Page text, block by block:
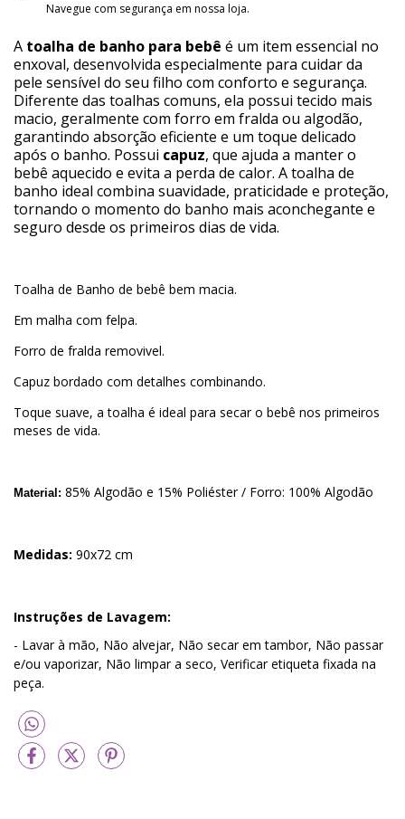
Navegue com segurança em nossa loja.
A toalha de banho para bebê é um item essencial no
enxoval, desenvolvida especialmente para cuidar da
pele sensível do seu filho com conforto e segurança.
Diferente das toalhas comuns, ela possui tecido mais
macio, geralmente com forro em fralda ou algodão,
garantindo absorção eficiente e um toque delicado
após o banho. Possui capuz, que ajuda a manter o
bebê aquecido e evita a perda de calor. A toalha de
banho ideal combina suavidade, praticidade e proteção,
tornando o momento do banho mais aconchegante e
seguro desde os primeiros dias de vida.
Toalha de Banho de bebê bem macia.
Em malha com felpa.
Forro de fralda removivel.
Capuz bordado com detalhes combinando.
Toque suave, a toalha é ideal para secar o bebê nos primeiros
meses de vida.
Material: 85% Algodão e 15% Poliéster / Forro: 100% Algodão
Medidas: 90x72 cm
Instruções de Lavagem:
- Lavar à mão, Não alvejar, Não secar em tambor, Não passar
e/ou vaporizar, Não limpar a seco, Verificar etiqueta fixada na
peça.